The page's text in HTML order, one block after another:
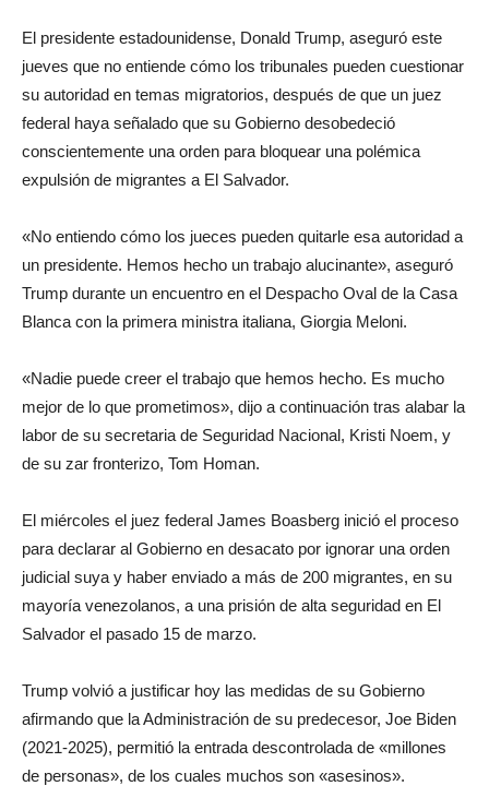
El presidente estadounidense, Donald Trump, aseguró este
jueves que no entiende cómo los tribunales pueden cuestionar
su autoridad en temas migratorios, después de que un juez
federal haya señalado que su Gobierno desobedeció
conscientemente una orden para bloquear una polémica
expulsión de migrantes a El Salvador.
«No entiendo cómo los jueces pueden quitarle esa autoridad a
un presidente. Hemos hecho un trabajo alucinante», aseguró
Trump durante un encuentro en el Despacho Oval de la Casa
Blanca con la primera ministra italiana, Giorgia Meloni.
«Nadie puede creer el trabajo que hemos hecho. Es mucho
mejor de lo que prometimos», dijo a continuación tras alabar la
labor de su secretaria de Seguridad Nacional, Kristi Noem, y
de su zar fronterizo, Tom Homan.
El miércoles el juez federal James Boasberg inició el proceso
para declarar al Gobierno en desacato por ignorar una orden
judicial suya y haber enviado a más de 200 migrantes, en su
mayoría venezolanos, a una prisión de alta seguridad en El
Salvador el pasado 15 de marzo.
Trump volvió a justificar hoy las medidas de su Gobierno
afirmando que la Administración de su predecesor, Joe Biden
(2021-2025), permitió la entrada descontrolada de «millones
de personas», de los cuales muchos son «asesinos».